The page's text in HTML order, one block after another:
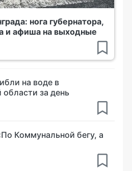
нога губернатора,
и афиша на выходные
на воде в
за день
Коммунальной бегу, а